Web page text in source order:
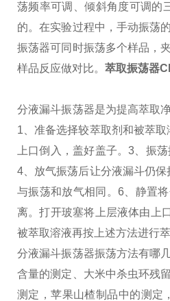
荡频率可调、倾斜角度可调的
的。在实验过程中，手动振荡
振荡器可同时振荡多个样品，
样品反应做对比。 萃取振荡器
分液漏斗振荡器是为提高萃取
1、准备选择较萃取剂和被萃
上口倒入，盖好盖子。3、振荡
4、放气振荡后让分液漏斗仍
与振荡和放气相同。 6、静置
离。打开玻塞将上层液体由上
被萃取溶液再按上述方法进行
分液漏斗振荡器振荡方法有哪
含量的测定、大米中杀虫环残
测定，苹果山楂制品中的测定